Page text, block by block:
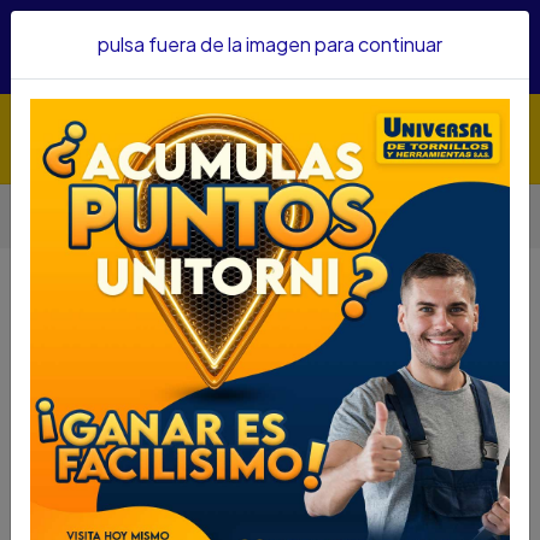
confianza&nbsp;Recibe un KIT PARRILLERO por compras
Inicio
Herramientas
TIJERA AVIACION COVO RECTA 10" A145-9CC2103-A
TIJERA AVIACION COVO RECTA 10"
A145-9CC2103-A
TIJERA AVIACION COVO RECTA 10" A145-
9CC2103-A
SKU....73610003
DESCRIPCIÓN...
pulsa fuera de la imagen para continuar